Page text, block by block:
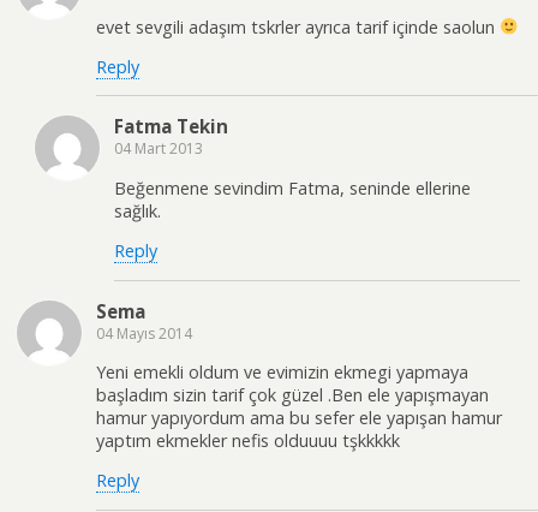
evet sevgili adaşım tskrler ayrıca tarif içinde saolun
Reply
Fatma Tekin
04 Mart 2013
Beğenmene sevindim Fatma, seninde ellerine
sağlık.
Reply
Sema
04 Mayıs 2014
Yeni emekli oldum ve evimizin ekmegi yapmaya
başladım sizin tarif çok güzel .Ben ele yapışmayan
hamur yapıyordum ama bu sefer ele yapışan hamur
yaptım ekmekler nefis olduuuu tşkkkkk
Reply